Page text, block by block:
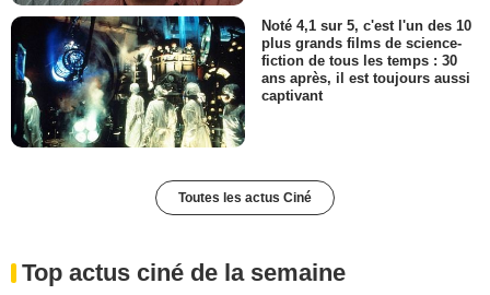
Noté 4,1 sur 5, c'est l'un des 10
plus grands films de science-
fiction de tous les temps : 30
ans après, il est toujours aussi
captivant
Toutes les actus Ciné
Top actus ciné de la semaine